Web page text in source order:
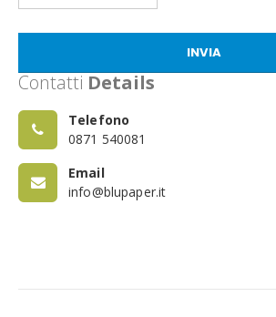
INVIA
Contatti Details
Telefono
0871 540081
Email
info@blupaper.it